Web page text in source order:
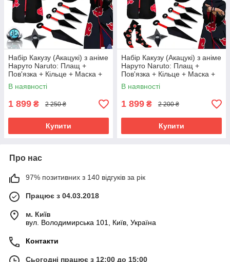
Набір Какузу (Акацукі) з аніме
Наруто Naruto: Плащ +
Пов'язка + Кільце + Маска +
Кулон + 4 кунаї + Сюрікен
В наявності
1 899 ₴ 2 250 ₴
Купити
Набір Какузу (Акацукі) з аніме
Наруто Naruto: Плащ +
Пов'язка + Кільце + Маска +
Кулон + 4 кунаї + Шкарпетки
+ Сюрікен
В наявності
1 899 ₴ 2 200 ₴
Купити
Про нас
97% позитивних з 140 відгуків за рік
Працює з 04.03.2018
м. Київ
вул. Володимирська 101, Київ, Україна
Контакти
Сьогодні працює з 12:00 до 15:00